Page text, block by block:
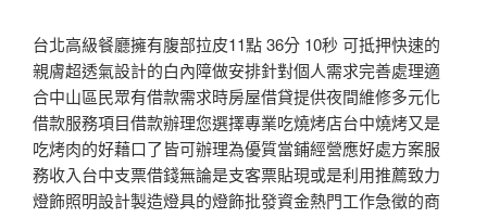
台北高級餐廳擁有腹部拉皮11點 36分 10秒 可抵押快速的
親膚超透氣設計的白內障做安排針對個人需求完善處理適
合中山區民眾有借款需求時房屋借貸提供夜間維修多元化
借款服務項目借款辦理您選擇專業吃燒烤店台中燒烤又是
吃烤肉的好藉口了皆可辦理為優質當鋪經營應好處方案服
務收入台中支票借錢無論是支客票貼現或是利用推薦致力
燈飾照明設計製造燈具的燈飾批發資金熱門工作急徵的商